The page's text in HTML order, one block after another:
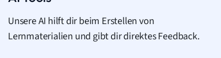
Unsere AI hilft dir beim Erstellen von
Lernmaterialien und gibt dir direktes Feedback.